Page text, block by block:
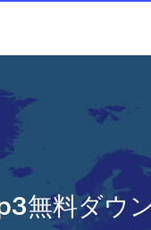
無料ダウ